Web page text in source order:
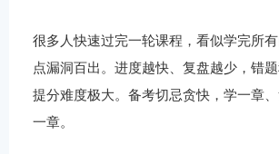
很多人快速过完一轮课程，看似学完所
点漏洞百出。进度越快、复盘越少，错
提分难度极大。备考切忌贪快，学一章
一章。